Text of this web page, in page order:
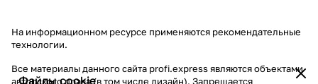
Файлы cookie
На информационном ресурсе применяются рекомендательные
технологии.
Все материалы данного сайта profi.express являются объектами
авторского права (в том числе дизайн). Запрещается